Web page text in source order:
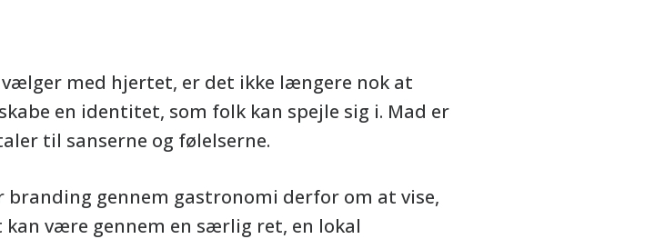
med hjertet, er det ikke længere nok at
en identitet, som folk kan spejle sig i. Mad er
til sanserne og følelserne.
branding gennem gastronomi derfor om at vise,
kan være gennem en særlig ret, en lokal